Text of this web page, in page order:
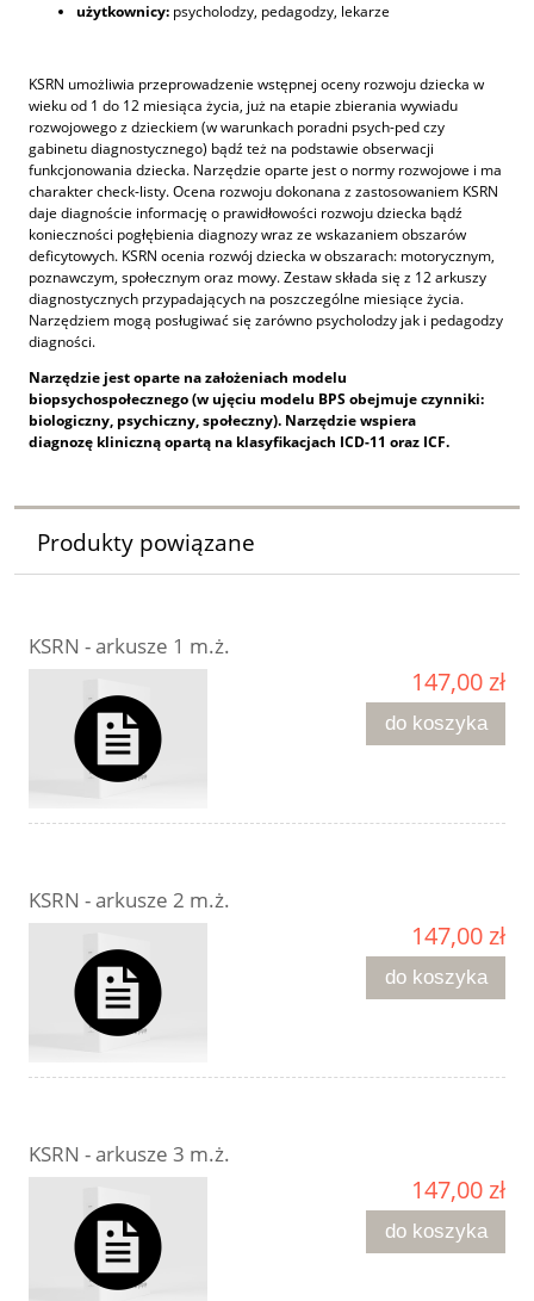
użytkownicy: psycholodzy, pedagodzy, lekarze
KSRN umożliwia przeprowadzenie wstępnej oceny rozwoju dziecka w
wieku od 1 do 12 miesiąca życia, już na etapie zbierania wywiadu
rozwojowego z dzieckiem (w warunkach poradni psych-ped czy
gabinetu diagnostycznego) bądź też na podstawie obserwacji
funkcjonowania dziecka. Narzędzie oparte jest o normy rozwojowe i ma
charakter check-listy. Ocena rozwoju dokonana z zastosowaniem KSRN
daje diagnoście informację o prawidłowości rozwoju dziecka bądź
konieczności pogłębienia diagnozy wraz ze wskazaniem obszarów
deficytowych. KSRN ocenia rozwój dziecka w obszarach: motorycznym,
poznawczym, społecznym oraz mowy. Zestaw składa się z 12 arkuszy
diagnostycznych przypadających na poszczególne miesiące życia.
Narzędziem mogą posługiwać się zarówno psycholodzy jak i pedagodzy
diagności.
Narzędzie jest oparte na założeniach modelu
biopsychospołecznego (w ujęciu modelu BPS obejmuje czynniki:
biologiczny, psychiczny, społeczny). Narzędzie wspiera
diagnozę kliniczną opartą na klasyfikacjach ICD-11 oraz ICF.
Produkty powiązane
KSRN - arkusze 1 m.ż.
147,00 zł
do koszyka
KSRN - arkusze 2 m.ż.
147,00 zł
do koszyka
KSRN - arkusze 3 m.ż.
147,00 zł
do koszyka